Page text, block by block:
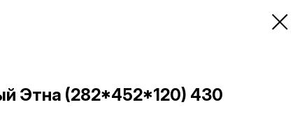
Этна (282*452*120) 430